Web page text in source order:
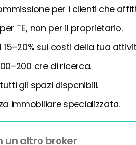
per i clienti che
TE, non per il proprietario.
15–20% sui costi della tua
ore di ricerca.
gli spazi disponibili.
immobiliare specializzata.
un altro broker